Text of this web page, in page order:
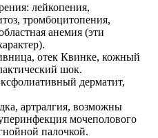
лейкопения,
тромбоцитопения,
анемия (эти
отек Квинке, кожный
шок.
дерматит,
артралгия, возможны
мочеполового
палочкой.